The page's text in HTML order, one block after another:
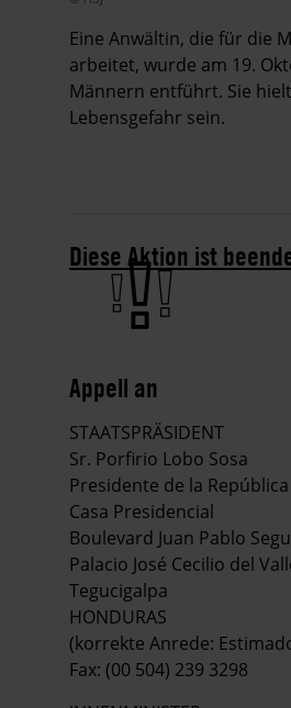
Eine Anwältin, die für die
arbeitet, wurde am 19.
Männern entführt. Sie
Lebensgefahr sein.
Diese Aktion ist
Appell an
STAATSPRÄSIDENT
Sr. Porfirio Lobo Sosa
Presidente de la República
Casa Presidencial
Boulevard Juan Pablo
Palacio José Cecilio del
Tegucigalpa
HONDURAS
(korrekte Anrede:
Fax: (00 504) 239 3298